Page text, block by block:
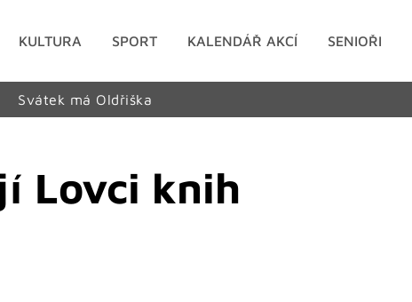
KULTURA SPORT KALENDÁŘ AKCÍ SENIOŘI
Svátek má Oldřiška
Lovci knih